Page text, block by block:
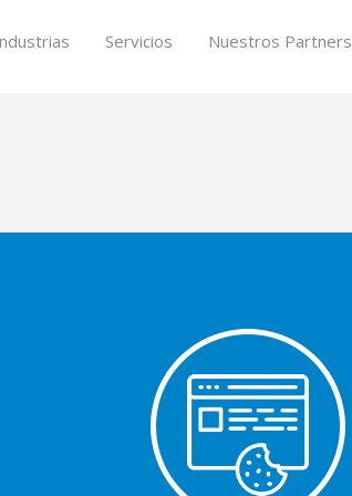
Servicios Nuestros Partners